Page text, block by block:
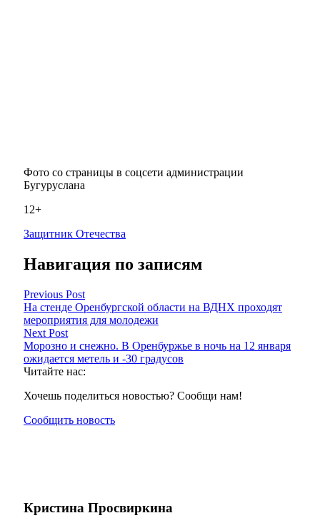
Фото со страницы в соцсети администрации
Бугуруслана
12+
Защитник Отечества
Навигация по записям
Previous Post
На стенде Оренбургской области на ВДНХ проходят
мероприятия для молодежи
Next Post
Морозно и снежно. В Оренбуржье в ночь на 12 января
ожидается метель и -30 градусов
Читайте нас:
Хочешь поделиться новостью? Сообщи нам!
Сообщить новость
Кристина Просвиркина